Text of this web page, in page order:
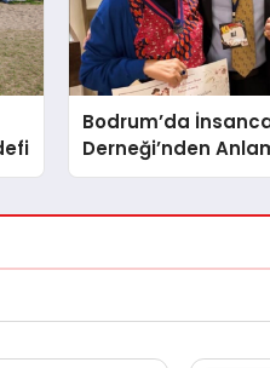
Bodrum’da
Derneği’nden